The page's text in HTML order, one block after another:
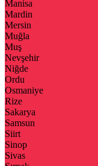
Manisa
Mardin
Mersin
Muğla
Muş
Nevşehir
Niğde
Ordu
Osmaniye
Rize
Sakarya
Samsun
Siirt
Sinop
Sivas